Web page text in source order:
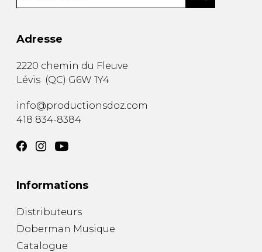
Adresse
2220 chemin du Fleuve
Lévis (QC) G6W 1Y4
info@productionsdoz.com
418 834-8384
Informations
Distributeurs
Doberman Musique
Catalogue